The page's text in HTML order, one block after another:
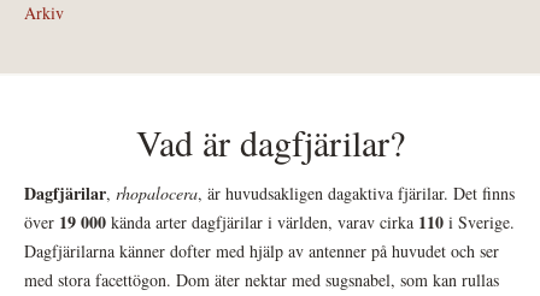
Arkiv
Vad är dagfjärilar?
Dagfjärilar, rhopalocera, är huvudsakligen dagaktiva fjärilar. Det finns
över 19 000 kända arter dagfjärilar i världen, varav cirka 110 i Sverige.
Dagfjärilarna känner dofter med hjälp av antenner på huvudet och ser
med stora facettögon. Dom äter nektar med sugsnabel, som kan rullas